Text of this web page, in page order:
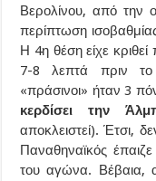
Βερολίνου, από την
περίπτωση
Η 4η θέση είχε
7-8 λεπτά πριν το
«πράσινοι» ήταν 3
κερδίσει την
αποκλειστεί). Έτσι,
Παναθηναϊκός
του αγώνα. Βέβαια,